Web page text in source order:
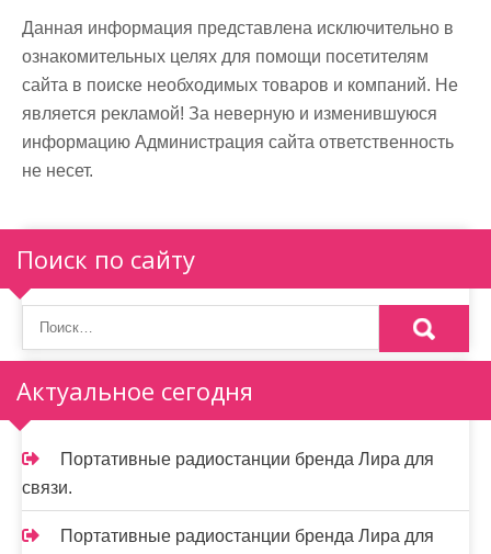
Данная информация представлена исключительно в
ознакомительных целях для помощи посетителям
сайта в поиске необходимых товаров и компаний. Не
является рекламой! За неверную и изменившуюся
информацию Администрация сайта ответственность
не несет.
Поиск по сайту
Актуальное сегодня
Портативные радиостанции бренда Лира для
связи.
Портативные радиостанции бренда Лира для